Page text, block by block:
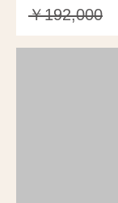
￥192,000